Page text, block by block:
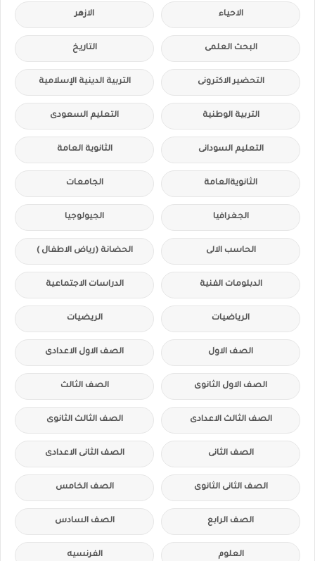
الاحياء الازهر
البحث العلمى التاريخ
التحضير الاكترونى التربية الدينية الإسلامية
التربية الوطنية التعليم السعودى
التعليم السودانى الثانوية العامة
الثانويةالعامة الجامعات
الجغرافيا الجيولوجيا
الحاسب الالى الحضانة (رياض الاطفال )
الدبلومات الفنية الدراسات الاجتماعية
الرياضيات الريضيات
الصف الاول الصف الاول الاعدادى
الصف الاول الثانوى الصف الثالث
الصف الثالث الاعدادى الصف الثالث الثانوى
الصف الثانى الصف الثانى الاعدادى
الصف الثانى الثانوى الصف الخامس
الصف الرابع الصف السادس
العلوم الفرنسيه